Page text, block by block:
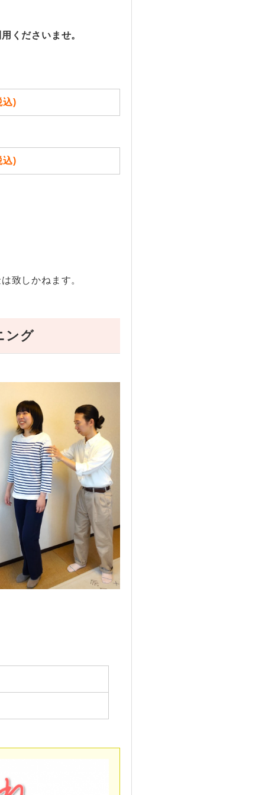
くださいませ。
込)
込)
致しかねます。
ング